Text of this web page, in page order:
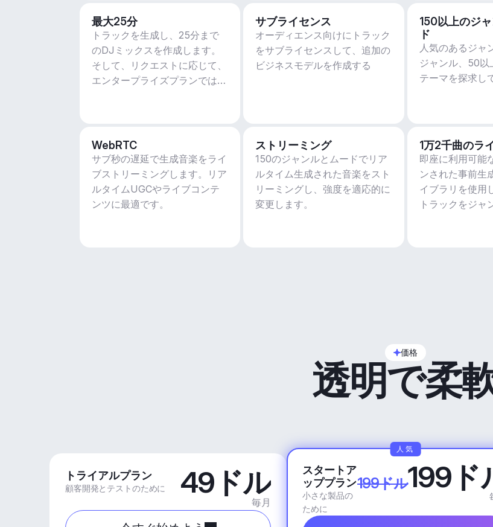
最大25分
トラックを生成し、25分まで
のDJミックスを作成します。
そして、リクエストに応じて、
エンタープライズプランではさ
サブライセンス
オーディエンス向けにトラック
をサブライセンスして、追加の
ビジネスモデルを作成する
150以上のジ
ド
人気のあるジャ
ジャンル、50以
テーマを探求し
WebRTC
サブ秒の遅延で生成音楽をライ
ブストリーミングします。リア
ルタイムUGCやライブコンテ
ンツに最適です。
ストリーミング
150のジャンルとムードでリア
ルタイム生成された音楽をスト
リーミングし、強度を適応的に
変更します。
1万2千曲のラ
即座に利用可能
ンされた事前生
イブラリを使用
トラックをジャ
価格
透明で柔
トライアルプラン
顧客開発とテストのために 49ドル
毎月
スタートア
ッププラン
小さな製品の
ために
199ドル199ド
人気